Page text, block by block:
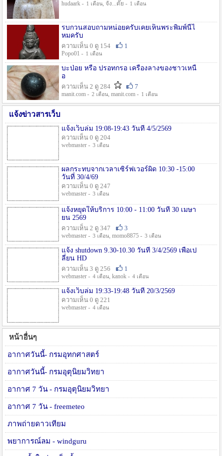
hudaark - 1 เดือน, จัง...ดั๊ย - 1 เดือน
รบกวนสอบถามหน่อยครับเคยเห็นพระพิมพ์นี้ไ
หมครับ
ความเห็น 0 ดู 154
1
Popo01 - 1 เดือน
บะป่อย หรือ ปรอทกรอ เครื่องลางของชาวเหนื
อ
ความเห็น 2 ดู 284
7
manit.com - 2 เดือน, manit.com - 1 เดือน
แจ้งข่าวสารเว็บ
แจ้งเว็บล่ม 19:08-19:43 วันที่ 4/5/2569
ความเห็น 0 ดู 204
webmaster - 3 เดือน
ผลกระทบจากเวลาเซิร์ฟเวอร์ผิด 10:30 -15:00
วันที่ 30/4/69
ความเห็น 0 ดู 247
webmaster - 3 เดือน
แจ้งหยุดให้บริการ 10:00 - 11:00 วันที่ 30 เมษา
ยน 2569
ความเห็น 2 ดู 347
3
webmaster - 3 เดือน, momo8875 - 3 เดือน
แจ้ง shutdown 9.30-10.30 วันที่ 3/4/2569 เพื่อเป
ลี่ยน HD
ความเห็น 3 ดู 256
1
webmaster - 4 เดือน, kanok - 4 เดือน
แจ้งเว็บล่ม 19:33-19:48 วันที่ 20/3/2569
ความเห็น 0 ดู 221
webmaster - 4 เดือน
หน้าอื่นๆ
อากาศวันนี้- กรมอุทกศาสตร์
อากาศวันนี้- กรมอุตุนิยมวิทยา
อากาศ 7 วัน - กรมอุตุนิยมวิทยา
อากาศ 7 วัน - freemeteo
ภาพถ่ายดาวเทียม
พยาการณ์ลม - windguru